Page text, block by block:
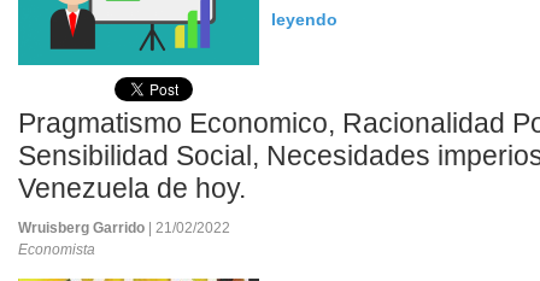
leyendo
Pragmatismo Economico, Racionalidad
Sensibilidad Social, Necesidades
Venezuela de hoy.
Wruisberg Garrido
| 21/02/2022
Economista